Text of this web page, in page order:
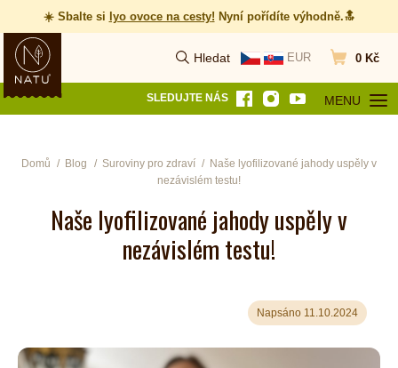
☀️ Sbalte si lyo ovoce na cesty! Nyní pořídíte výhodně.🔝
Hledat
Vyhledat
EUR
Přejít do
0 Kč
SLEDUJTE NÁS MENU
OTEVŘÍT
Domů Blog Suroviny pro zdraví
Naše lyofilizované jahody uspěly v
nezávislém testu!
Naše lyofilizované jahody uspěly v
nezávislém testu!
Napsáno 11.10.2024